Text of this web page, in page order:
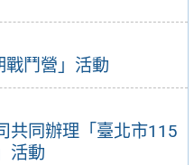
鬥營」活動
共同辦理「臺北市115
活動